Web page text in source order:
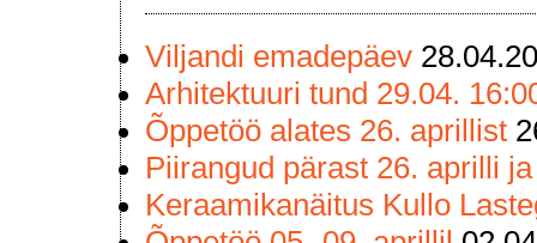
Viljandi emadepäev
Arhitektuuri tund 29.04.
Õppetöö alates 26. aprillist
Piirangud pärast 26. aprilli
Keraamikanäitus Kullo